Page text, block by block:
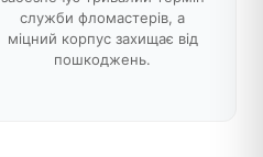
служби фломастерів, а
міцний корпус захищає від
пошкоджень.